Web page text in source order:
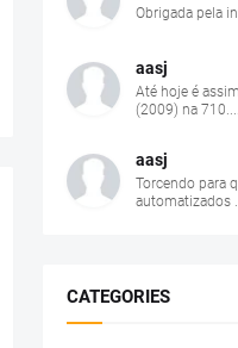
Obrigada pela
aasj
Até hoje é
(2009) na 710....
aasj
Torcendo para
automatizados
CATEGORIES